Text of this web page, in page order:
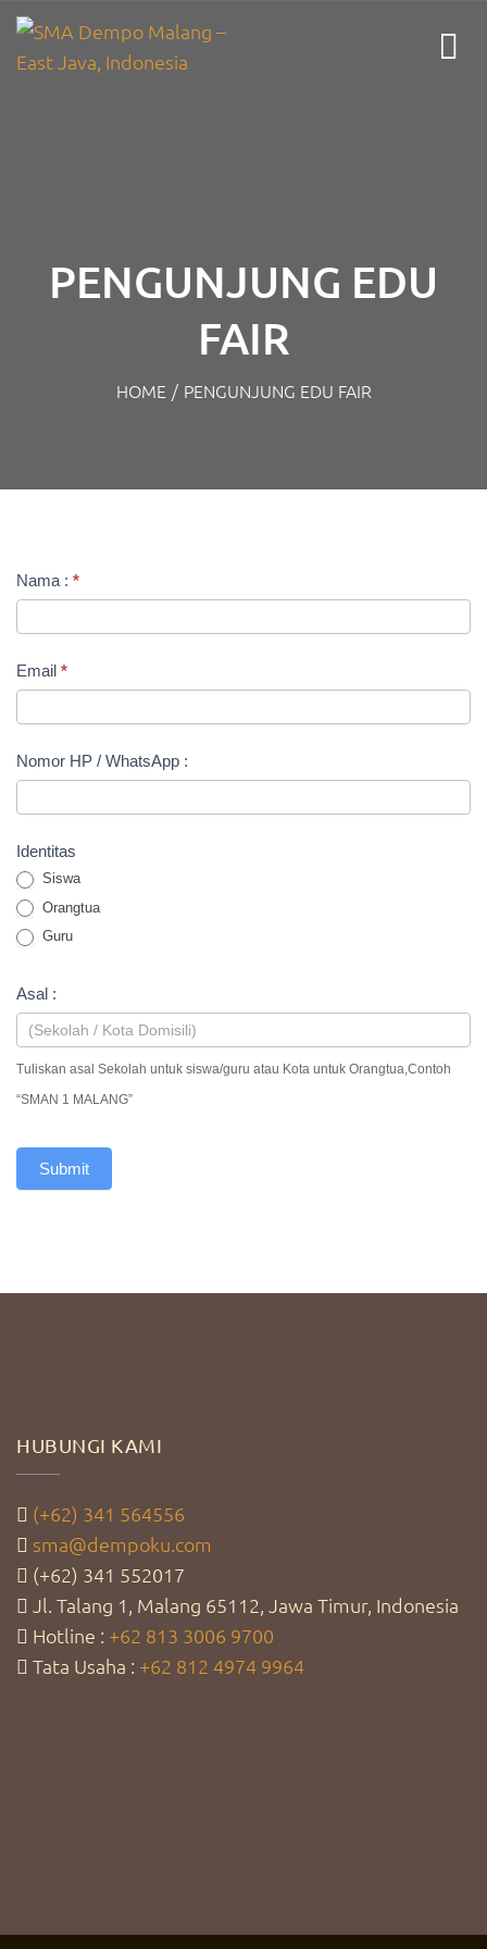
PENGUNJUNG EDU
FAIR
HOME / PENGUNJUNG EDU FAIR
PENDAFTARAN
PENGUNJUNG
EDU
FAIR
XXIV
2021
Nama : *
Email *
Nomor HP / WhatsApp :
Identitas
Siswa
Orangtua
Guru
Asal :
Tuliskan asal Sekolah untuk siswa/guru atau Kota untuk Orangtua,Contoh
“SMAN 1 MALANG”
Submit
HUBUNGI KAMI
(+62) 341 564556
sma@dempoku.com
(+62) 341 552017
Jl. Talang 1, Malang 65112, Jawa Timur, Indonesia
Hotline : +62 813 3006 9700
Tata Usaha : +62 812 4974 9964